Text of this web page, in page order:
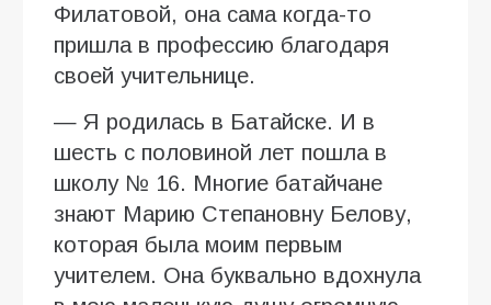
Филатовой, она сама когда-то
пришла в профессию благодаря
своей учительнице.
— Я родилась в Батайске. И в
шесть с половиной лет пошла в
школу № 16. Многие батайчане
знают Марию Степановну Белову,
которая была моим первым
учителем. Она буквально вдохнула